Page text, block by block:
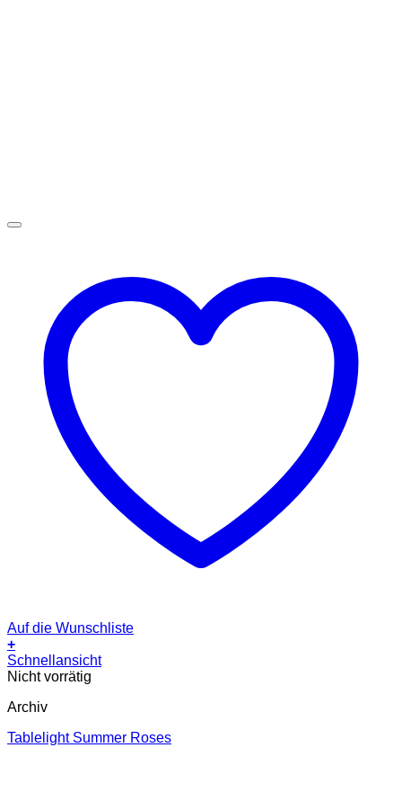
Auf die Wunschliste
+
Schnellansicht
Nicht vorrätig
Archiv
Tablelight Summer Roses